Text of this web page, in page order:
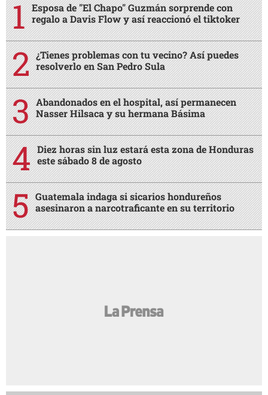
Esposa de "El Chapo" Guzmán sorprende con
regalo a Davis Flow y así reaccionó el tiktoker
¿Tienes problemas con tu vecino? Así puedes
resolverlo en San Pedro Sula
Abandonados en el hospital, así permanecen
Nasser Hilsaca y su hermana Básima
Diez horas sin luz estará esta zona de Honduras
este sábado 8 de agosto
Guatemala indaga si sicarios hondureños
asesinaron a narcotraficante en su territorio